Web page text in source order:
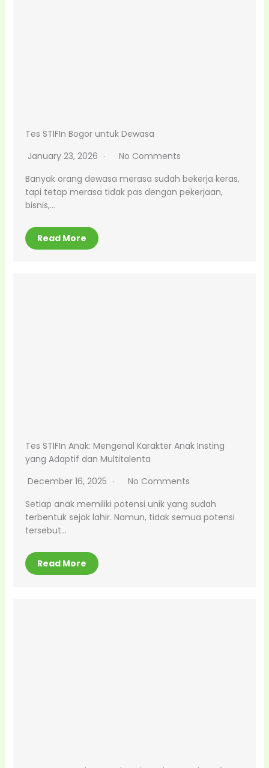
Tes STIFIn Bogor untuk Dewasa
January 23, 2026
No Comments
Banyak orang dewasa merasa sudah bekerja keras,
tapi tetap merasa tidak pas dengan pekerjaan,
bisnis,…
Read More
Tes STIFIn Anak: Mengenal Karakter Anak Insting
yang Adaptif dan Multitalenta
December 16, 2025
No Comments
Setiap anak memiliki potensi unik yang sudah
terbentuk sejak lahir. Namun, tidak semua potensi
tersebut…
Read More